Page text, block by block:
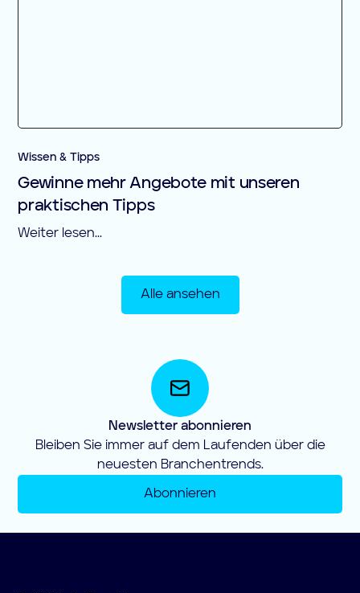
Wissen & Tipps
Gewinne mehr Angebote mit unseren
praktischen Tipps
Weiter lesen...
Alle ansehen
Newsletter abonnieren
Bleiben Sie immer auf dem Laufenden über die
neuesten Branchentrends.
Abonnieren